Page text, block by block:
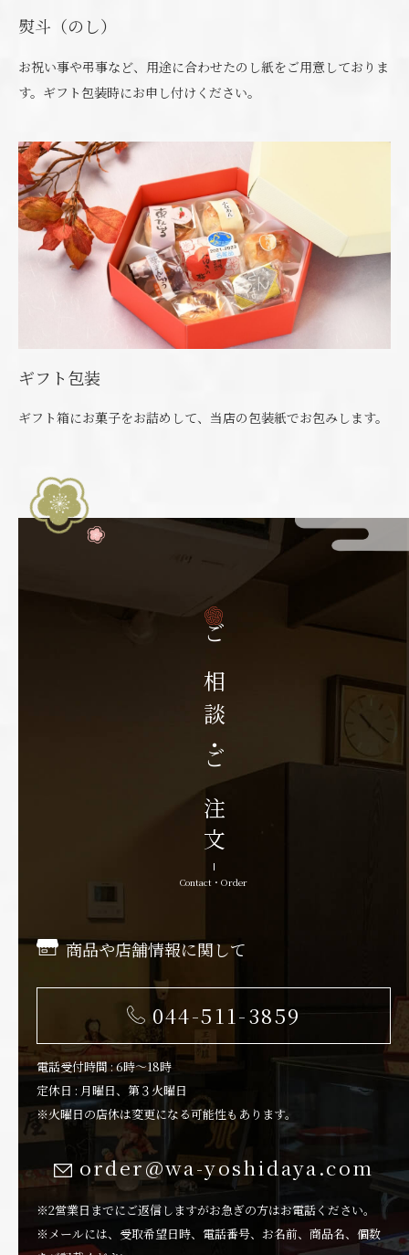
熨斗（のし）
お祝い事や弔事など、用途に合わせたのし紙をご用意しておりま
す。ギフト包装時にお申し付けください。
ギフト包装
ギフト箱にお菓子をお詰めして、当店の包装紙でお包みします。
ご相談・ご注文
Contact・Order
商品や店舗情報に関して
044-511-3859
電話受付時間 : 6時～18時
定休日 : 月曜日、第３火曜日
※火曜日の店休は変更になる可能性もあります。
order@wa-yoshidaya.com
※2営業日までにご返信しますがお急ぎの方はお電話ください。
※メールには、受取希望日時、電話番号、お名前、商品名、個数